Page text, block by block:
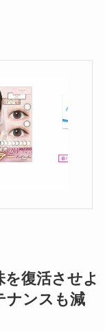
復活させよ
ナンスも減